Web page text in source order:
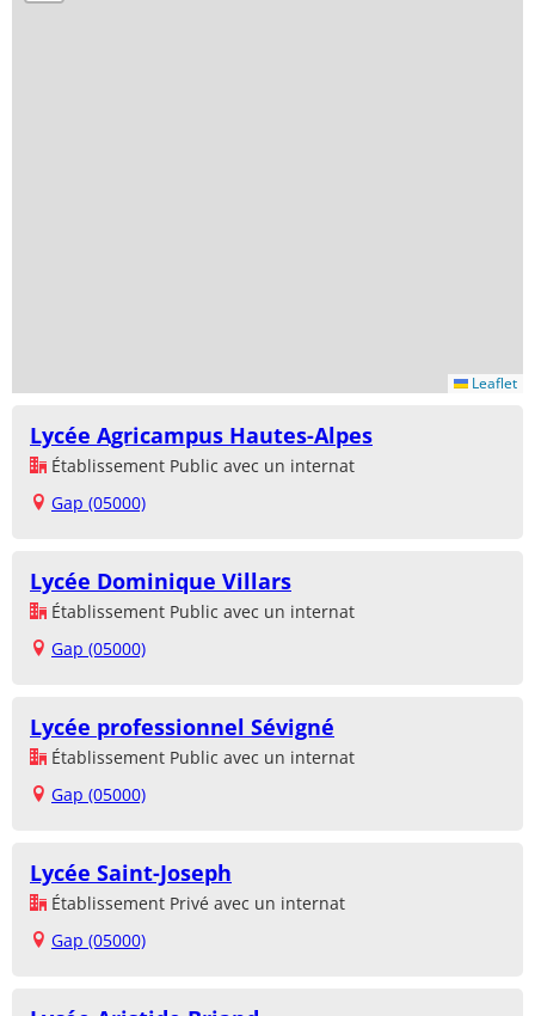
Leaflet
Lycée Agricampus Hautes-Alpes
Établissement Public avec un internat
Gap (05000)
Lycée Dominique Villars
Établissement Public avec un internat
Gap (05000)
Lycée professionnel Sévigné
Établissement Public avec un internat
Gap (05000)
Lycée Saint-Joseph
Établissement Privé avec un internat
Gap (05000)